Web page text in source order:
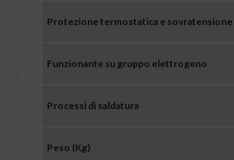
Protezione termostatica e sovratensione
Funzionante su gruppo elettrogeno
Processi di saldatura
Peso (Kg)